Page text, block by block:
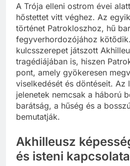
A Trója elleni ostrom évei
hőstettet vitt véghez. Az
történet Patrokloszhoz, hű
fegyverhordozójához
kulcsszerepet játszott
tragédiájában is, hiszen
pont, amely gyökeresen
viselkedését és döntéseit. Az
jelenetek nemcsak a háború
barátság, a hűség és a
bemutatják.
Akhilleusz
és isteni